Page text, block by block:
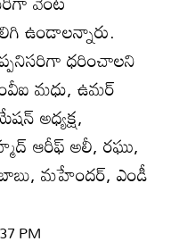
ఉండాలన్నారు.
ధరించాలని
మధు, ఉమర్‌
అధ్యక్ష,
ఆరీఫ్‌ అలీ, రఘు,
మహేందర్‌, ఎండీ
PM